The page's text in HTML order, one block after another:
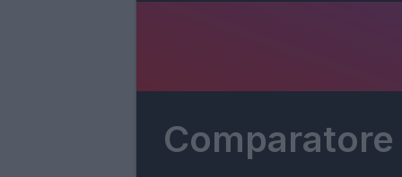
Comparatore